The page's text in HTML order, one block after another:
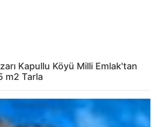
Kapullu Köyü Milli Emlak'tan
m2 Tarla